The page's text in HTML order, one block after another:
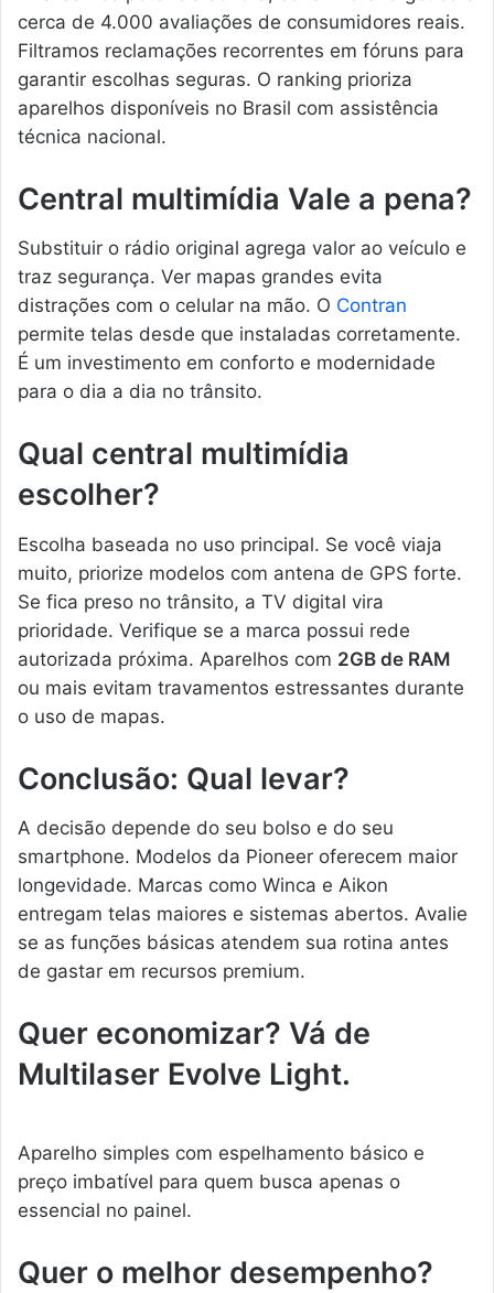
cerca de 4.000 avaliações de consumidores reais.
Filtramos reclamações recorrentes em fóruns para
garantir escolhas seguras. O ranking prioriza
aparelhos disponíveis no Brasil com assistência
técnica nacional.
Central multimídia Vale a pena?
Substituir o rádio original agrega valor ao veículo e
traz segurança. Ver mapas grandes evita
distrações com o celular na mão. O Contran
permite telas desde que instaladas corretamente.
É um investimento em conforto e modernidade
para o dia a dia no trânsito.
Qual central multimídia
escolher?
Escolha baseada no uso principal. Se você viaja
muito, priorize modelos com antena de GPS forte.
Se fica preso no trânsito, a TV digital vira
prioridade. Verifique se a marca possui rede
autorizada próxima. Aparelhos com 2GB de RAM
ou mais evitam travamentos estressantes durante
o uso de mapas.
Conclusão: Qual levar?
A decisão depende do seu bolso e do seu
smartphone. Modelos da Pioneer oferecem maior
longevidade. Marcas como Winca e Aikon
entregam telas maiores e sistemas abertos. Avalie
se as funções básicas atendem sua rotina antes
de gastar em recursos premium.
Quer economizar? Vá de
Multilaser Evolve Light.
Aparelho simples com espelhamento básico e
preço imbatível para quem busca apenas o
essencial no painel.
Quer o melhor desempenho?